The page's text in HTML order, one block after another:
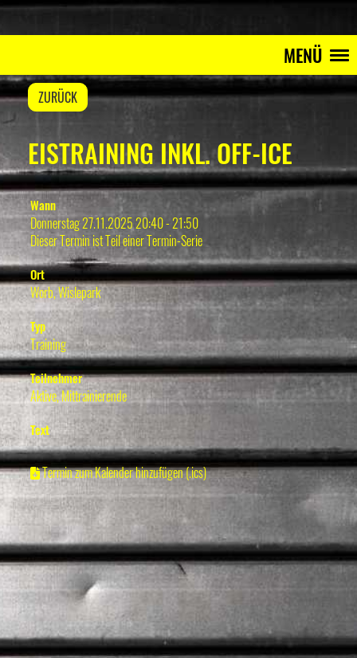
MENÜ
ZURÜCK
EISTRAINING INKL. OFF-ICE
Wann
Donnerstag 27.11.2025 20:40 - 21:50
Dieser Termin ist Teil einerTermin-Serie
Ort
Worb, Wislepark
Typ
Training
Teilnehmer
Aktive, Mittrainierende
Text
Termin zum Kalender hinzufügen (.ics)